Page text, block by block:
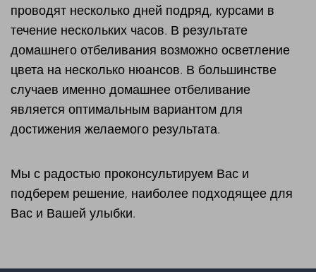
проводят несколько дней подряд, курсами в
течение нескольких часов. В результате
домашнего отбеливания возможно осветление
цвета на несколько нюансов. В большинстве
случаев именно домашнее отбеливание
является оптимальным вариантом для
достижения желаемого результата.
Мы с радостью проконсультируем Вас и
подберем решение, наиболее подходящее для
Вас и Вашей улыбки.